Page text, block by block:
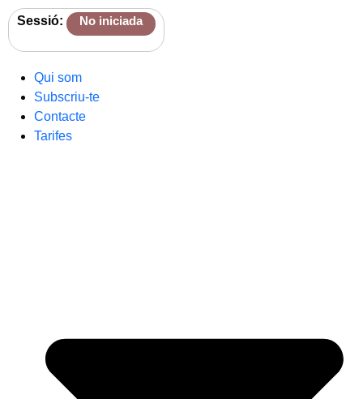
Sessió: No iniciada
Qui som
Subscriu-te
Contacte
Tarifes